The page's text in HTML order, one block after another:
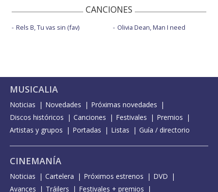
CANCIONES
Rels B, Tu vas sin (fav) Olivia Dean, Man I need
MUSICALIA
Noticias Novedades
Próximas novedades
Discos históricos
Canciones Festivales
Premios
Artistas y grupos
Portadas Listas Guía / directorio
CINEMANÍA
Noticias Cartelera Próximos estrenos
DVD
Avances
Tráilers Festivales + premios